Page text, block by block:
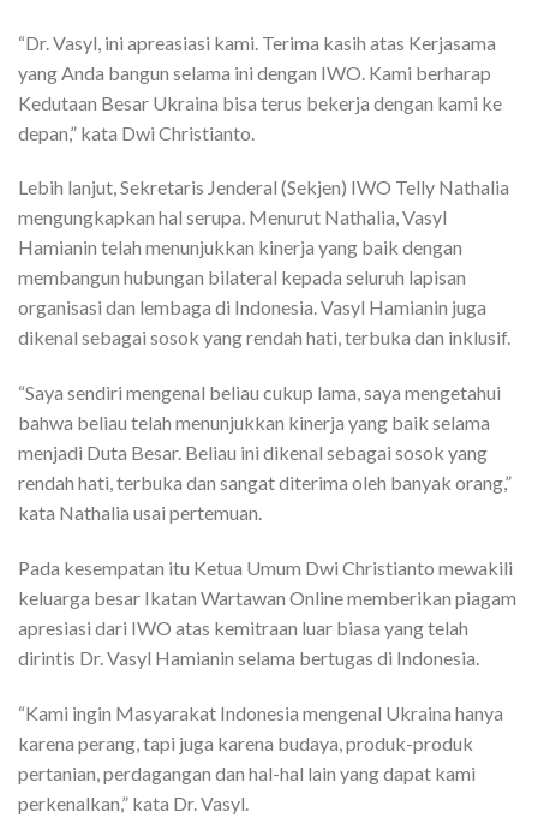
“Dr. Vasyl, ini apreasiasi kami. Terima kasih atas Kerjasama
yang Anda bangun selama ini dengan IWO. Kami berharap
Kedutaan Besar Ukraina bisa terus bekerja dengan kami ke
depan,” kata Dwi Christianto.
Lebih lanjut, Sekretaris Jenderal (Sekjen) IWO Telly Nathalia
mengungkapkan hal serupa. Menurut Nathalia, Vasyl
Hamianin telah menunjukkan kinerja yang baik dengan
membangun hubungan bilateral kepada seluruh lapisan
organisasi dan lembaga di Indonesia. Vasyl Hamianin juga
dikenal sebagai sosok yang rendah hati, terbuka dan inklusif.
“Saya sendiri mengenal beliau cukup lama, saya mengetahui
bahwa beliau telah menunjukkan kinerja yang baik selama
menjadi Duta Besar. Beliau ini dikenal sebagai sosok yang
rendah hati, terbuka dan sangat diterima oleh banyak orang,”
kata Nathalia usai pertemuan.
Pada kesempatan itu Ketua Umum Dwi Christianto mewakili
keluarga besar Ikatan Wartawan Online memberikan piagam
apresiasi dari IWO atas kemitraan luar biasa yang telah
dirintis Dr. Vasyl Hamianin selama bertugas di Indonesia.
“Kami ingin Masyarakat Indonesia mengenal Ukraina hanya
karena perang, tapi juga karena budaya, produk-produk
pertanian, perdagangan dan hal-hal lain yang dapat kami
perkenalkan,” kata Dr. Vasyl.